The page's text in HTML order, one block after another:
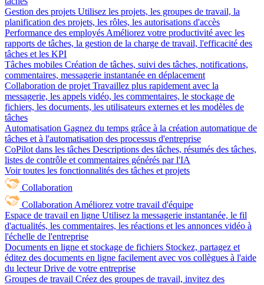
Gestion des projets Utilisez les projets, les groupes de travail, la
planification des projets, les rôles, les autorisations d'accès
Performance des employés Améliorez votre productivité avec les
rapports de tâches, la gestion de la charge de travail, l'efficacité des
tâches et les KPI
Tâches mobiles Création de tâches, suivi des tâches, notifications,
commentaires, messagerie instantanée en déplacement
Collaboration de projet Travaillez plus rapidement avec la
messagerie, les appels vidéo, les commentaires, le stockage de
fichiers, les documents, les utilisateurs externes et les modèles de
tâches
Automatisation Gagnez du temps grâce à la création automatique de
tâches et à l'automatisation des processus d'entreprise
CoPilot dans les tâches Descriptions des tâches, résumés des tâches,
listes de contrôle et commentaires générés par l'IA
Voir toutes les fonctionnalités des tâches et projets
Collaboration
Collaboration Améliorez votre travail d'équipe
Espace de travail en ligne Utilisez la messagerie instantanée, le fil
d'actualités, les commentaires, les réactions et les annonces vidéo à
l'échelle de l'entreprise
Documents en ligne et stockage de fichiers Stockez, partagez et
éditez des documents en ligne facilement avec vos collègues à l'aide
du lecteur Drive de votre entreprise
Groupes de travail Créez des groupes de travail, invitez des